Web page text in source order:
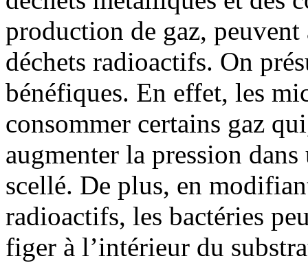
production de gaz,
déchets radioactifs. On
bénéfiques. En effet, les
consommer certains gaz
augmenter la pression
scellé. De plus, en
radioactifs, les bactéries
figer à l’intérieur du